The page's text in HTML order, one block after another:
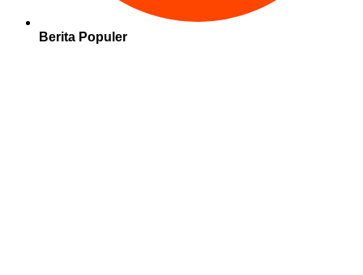
Berita Populer